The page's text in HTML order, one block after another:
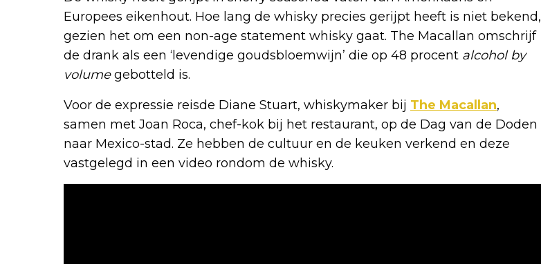
Europees eikenhout. Hoe lang de whisky precies gerijpt heeft is niet bekend,
gezien het om een non-age statement whisky gaat. The Macallan omschrijf
de drank als een ‘levendige goudsbloemwijn’ die op 48 procent alcohol by
volumegebotteld is.
Voor de expressie reisde Diane Stuart, whiskymaker bij The Macallan,
samen met Joan Roca, chef-kok bij het restaurant, op de Dag van de Doden
naar Mexico-stad. Ze hebben de cultuur en de keuken verkend en deze
vastgelegd in een video rondom de whisky.